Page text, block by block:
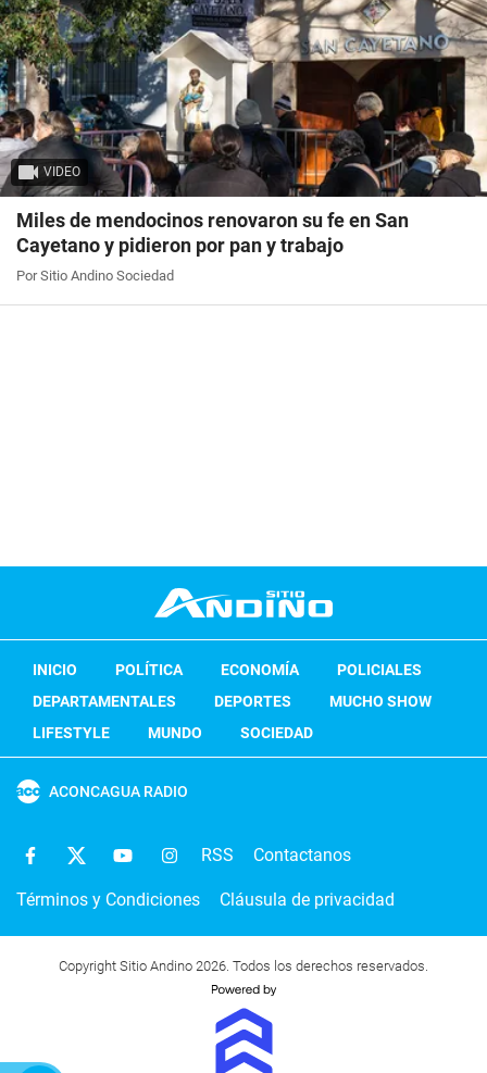
VIDEO
Miles de mendocinos renovaron su fe en San
Cayetano y pidieron por pan y trabajo
Por Sitio Andino Sociedad
INICIO POLÍTICA ECONOMÍA
POLICIALES
DEPARTAMENTALES
DEPORTES
MUCHO SHOW
LIFESTYLE
MUNDO SOCIEDAD
ACONCAGUA RADIO
RSS Contactanos
Términos y Condiciones Cláusula de privacidad
Copyright Sitio Andino 2026. Todos los derechos reservados.